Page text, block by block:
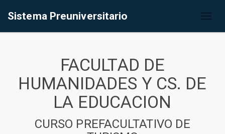
Sistema Preuniversitario
FACULTAD DE
HUMANIDADES Y CS. DE
LA EDUCACION
CURSO PREFACULTATIVO DE